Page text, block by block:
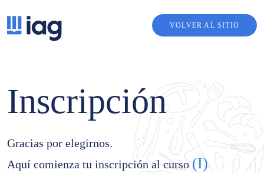
VOLVER AL SITIO
Inscripción
Gracias por elegirnos.
Aquí comienza tu inscripción al curso(I)